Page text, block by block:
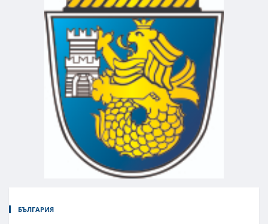
БЪЛГАРИЯ